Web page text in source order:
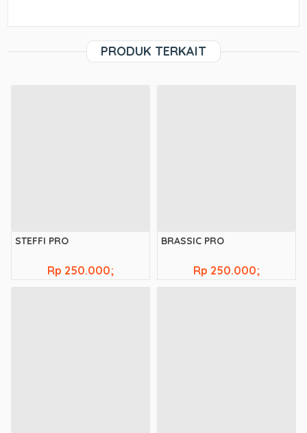
PRODUK TERKAIT
STEFFI PRO
Rp 250.000;
BRASSIC PRO
Rp 250.000;